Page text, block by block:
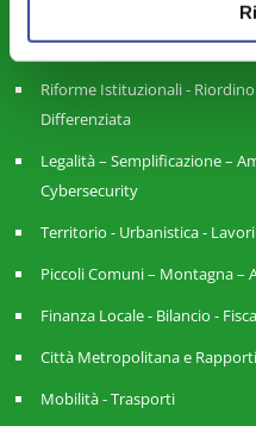
Servizi Pubblici Locali -
Economy
Riforme Istituzionali -
Differenziata
Legalità – Semplificazione –
Cybersecurity
Territorio - Urbanistica -
Piccoli Comuni – Montagna –
Finanza Locale - Bilancio -
Città Metropolitana e
Mobilità - Trasporti